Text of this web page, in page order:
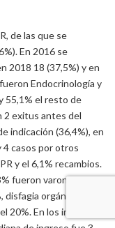
de las que se
En 2016 se
2018 18 (37,5%) y en
Endocrinología y
55,1% el resto de
2 exitus antes del
indicación (36,4%), en
4 casos por otros
y el 6,1% recambios.
fueron varones. La
orgánica en el
20%. En los ingresados